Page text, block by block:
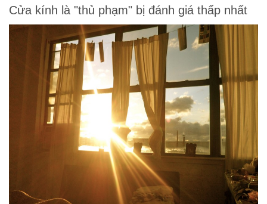
Cửa kính là "thủ phạm" bị đánh giá thấp nhất